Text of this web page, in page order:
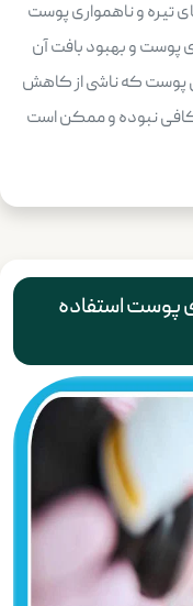
و ناهمواری پوست
پوست و بهبود بافت آن
پوست که ناشی از کاهش
کافی نبوده و ممکن است
پوست استفاده